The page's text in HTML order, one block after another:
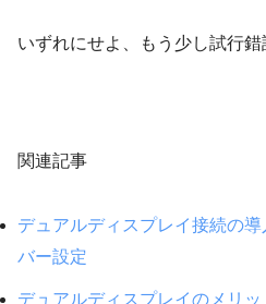
いずれにせよ、もう少し試行錯
関連記事
デュアルディスプレイ接続の
バー設定
デュアルディスプレイのメリ